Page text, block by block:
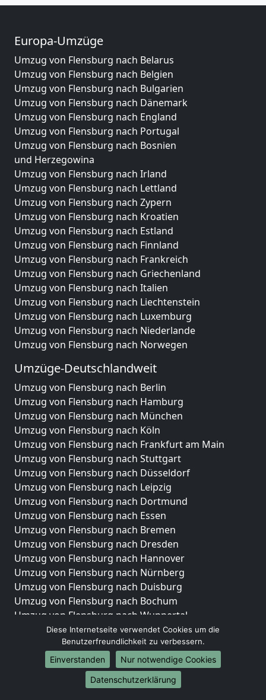
Europa-Umzüge
Umzug von Flensburg nach Belarus
Umzug von Flensburg nach Belgien
Umzug von Flensburg nach Bulgarien
Umzug von Flensburg nach Dänemark
Umzug von Flensburg nach England
Umzug von Flensburg nach Portugal
Umzug von Flensburg nach Bosnien
und Herzegowina
Umzug von Flensburg nach Irland
Umzug von Flensburg nach Lettland
Umzug von Flensburg nach Zypern
Umzug von Flensburg nach Kroatien
Umzug von Flensburg nach Estland
Umzug von Flensburg nach Finnland
Umzug von Flensburg nach Frankreich
Umzug von Flensburg nach Griechenland
Umzug von Flensburg nach Italien
Umzug von Flensburg nach Liechtenstein
Umzug von Flensburg nach Luxemburg
Umzug von Flensburg nach Niederlande
Umzug von Flensburg nach Norwegen
Umzüge-Deutschlandweit
Umzug von Flensburg nach Berlin
Umzug von Flensburg nach Hamburg
Umzug von Flensburg nach München
Umzug von Flensburg nach Köln
Umzug von Flensburg nach Frankfurt am Main
Umzug von Flensburg nach Stuttgart
Umzug von Flensburg nach Düsseldorf
Umzug von Flensburg nach Leipzig
Umzug von Flensburg nach Dortmund
Umzug von Flensburg nach Essen
Umzug von Flensburg nach Bremen
Umzug von Flensburg nach Dresden
Umzug von Flensburg nach Hannover
Umzug von Flensburg nach Nürnberg
Umzug von Flensburg nach Duisburg
Umzug von Flensburg nach Bochum
Umzug von Flensburg nach Wuppertal
Umzug von Flensburg nach Bielefeld
Umzug von Flensburg nach Bonn
Umzug von Flensburg nach Münster
Internationale-Umzüge
Diese Internetseite verwendet Cookies um die
Benutzerfreundlichkeit zu verbessern.
Einverstanden
Nur notwendige Cookies
Datenschutzerklärung